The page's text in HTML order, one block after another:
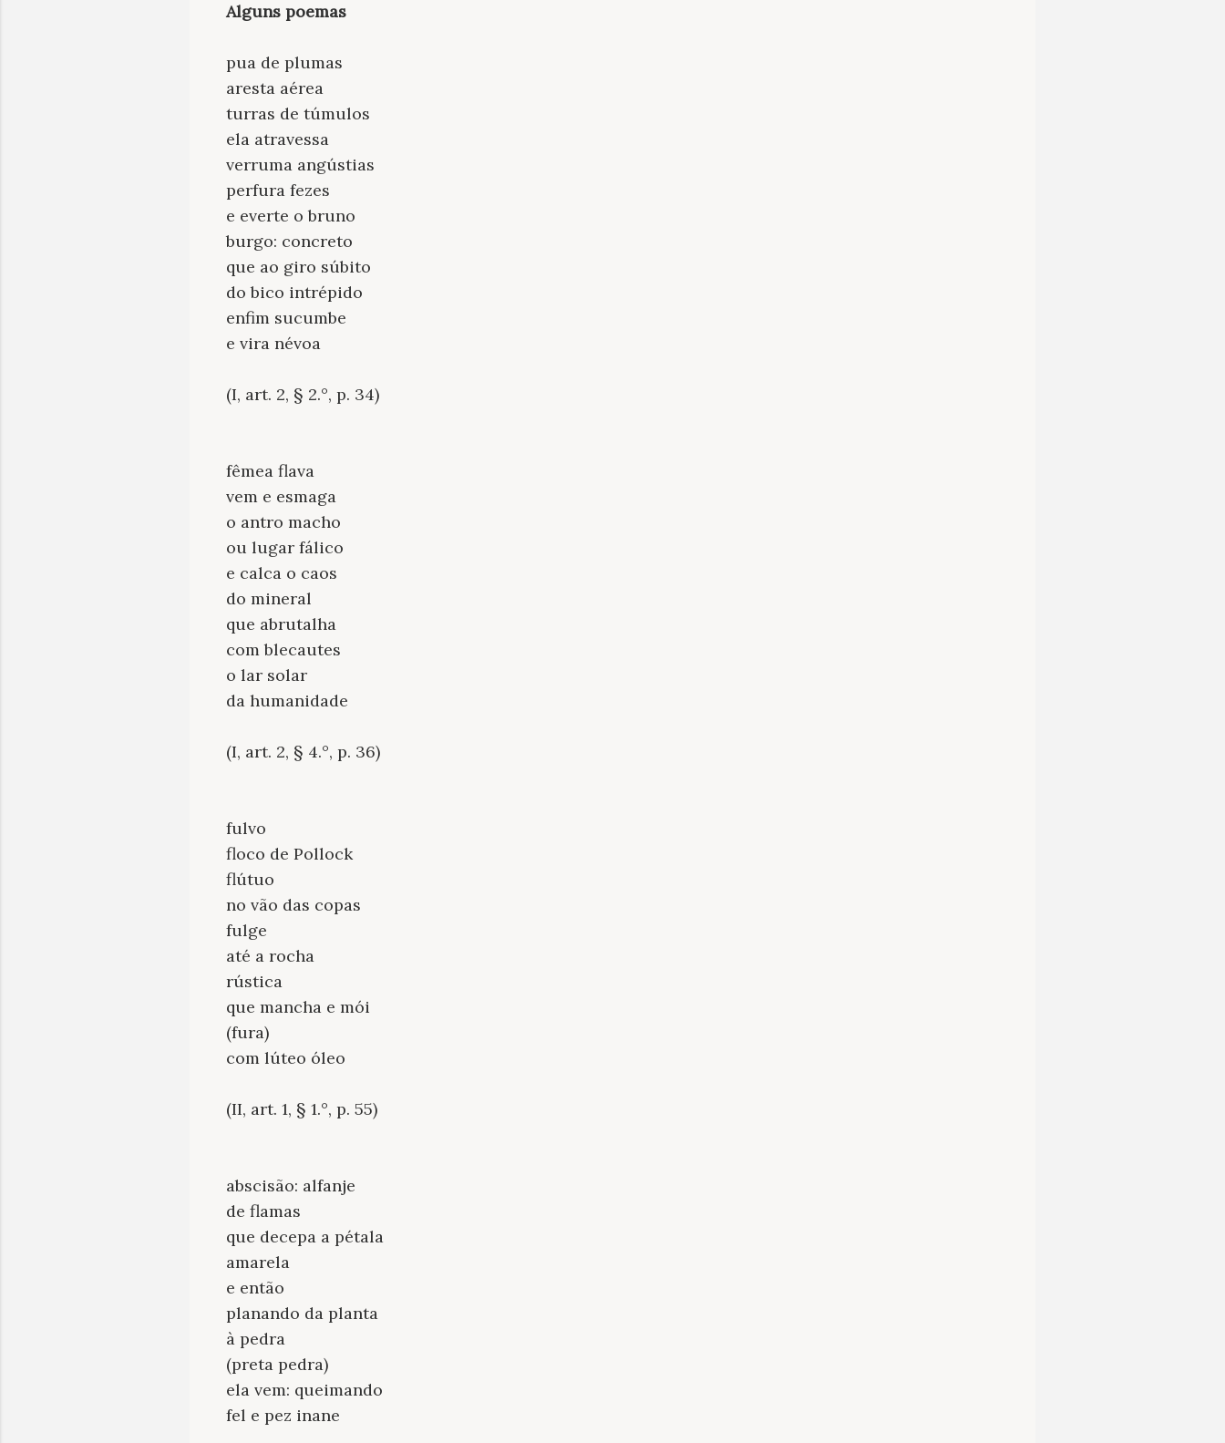
Alguns poemas
pua de plumas
aresta aérea
turras de túmulos
ela atravessa
verruma angústias
perfura fezes
e everte o bruno
burgo: concreto
que ao giro súbito
do bico intrépido
enfim sucumbe
e vira névoa
(I, art. 2, § 2.°, p. 34)
fêmea flava
vem e esmaga
o antro macho
ou lugar fálico
e calca o caos
do mineral
que abrutalha
com blecautes
o lar solar
da humanidade
(I, art. 2, § 4.°, p. 36)
fulvo
floco de Pollock
flútuo
no vão das copas
fulge
até a rocha
rústica
que mancha e mói
(fura)
com lúteo óleo
(II, art. 1, § 1.°, p. 55)
abscisão: alfanje
de flamas
que decepa a pétala
amarela
e então
planando da planta
à pedra
(preta pedra)
ela vem: queimando
fel e pez inane